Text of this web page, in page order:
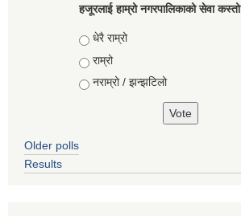
हजूरलाई हाम्रो नगरपालिकाको सेवा
Choices
धेरै राम्रो
राम्रो
नराम्रो / झन्झटिलो
Older polls
Results